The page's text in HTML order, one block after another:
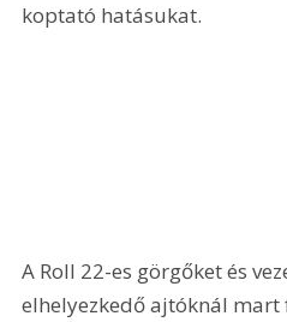
koptató hatásukat.
A Roll 22-es görgőket és
elhelyezkedő ajtóknál mart